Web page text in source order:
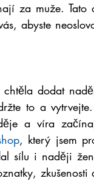
za muže.
abyste
chtěla dodat
to a
a víra
, který jsem
sílu i naději